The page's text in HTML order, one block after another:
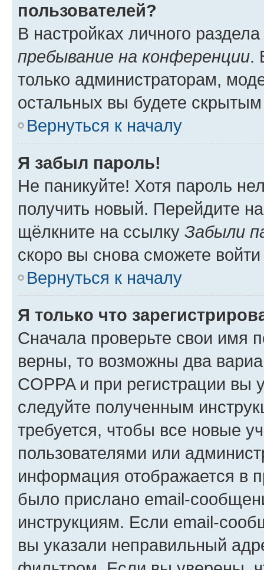
пользователей?
В настройках личного
пребывание на конференции.
только администраторам,
остальных вы будете
Вернуться к началу
Я забыл пароль!
Не паникуйте! Хотя пароль
получить новый. Перейдите
щёлкните на ссылку Забыли
скоро вы снова сможете
Вернуться к началу
Я только что
Сначала проверьте свои имя
верны, то возможны два
COPPA и при регистрации вы
следуйте полученным
требуется, чтобы все новые
пользователями или
информация отображается в
было прислано email-
инструкциям. Если email-
вы указали неправильный